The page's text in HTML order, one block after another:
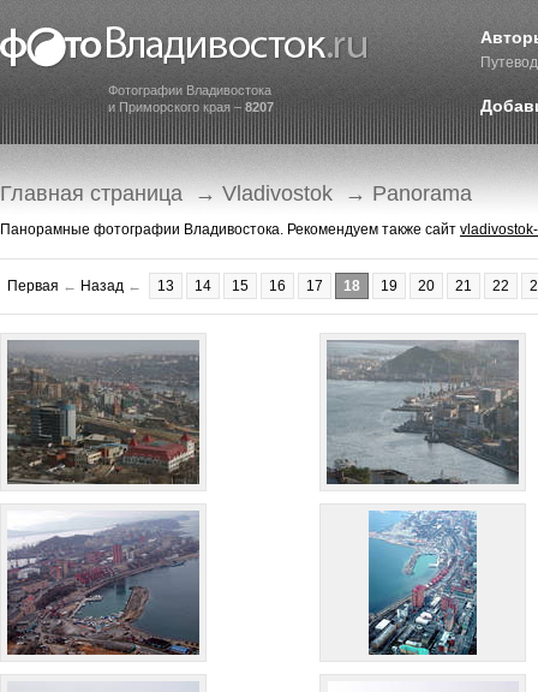
Фотографии Владивостока
и Приморского края – 8207
Главная страница → Vladivostok → Panorama
Панорамные фотографии Владивостока. Рекомендуем также сайт
Первая ← Назад ← 13 14 15 16 17 18 19 20 21 22